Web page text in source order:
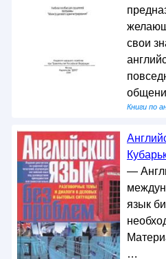
свои
Книги по
—
язык
…